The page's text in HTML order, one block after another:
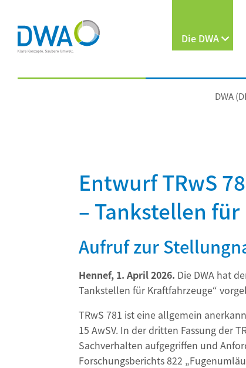
Die DWA
DWA
Entwurf TRwS
– Tankstellen
Aufruf zur
Hennef, 1. April 2026. Die DWA hat
Tankstellen für Kraftfahrzeuge“
TRwS 781 ist eine allgemein
15 AwSV. In der dritten Fassung der
Sachverhalten aufgegriffen und
Forschungsberichts 822